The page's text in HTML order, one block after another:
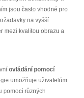
jsou často vhodné pro
na vyšší
mezi kvalitou obrazu a
ovládání pomocí
umožňuje uživatelům
pomocí různých